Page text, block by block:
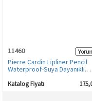
11460
Pierre Cardin Lipliner Pencil
Waterproof-Suya Dayanıklı
Katalog Fiyatı